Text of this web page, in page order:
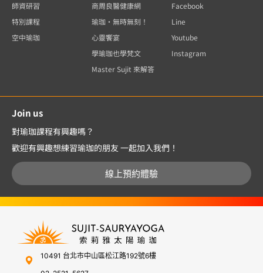
10491 台北市中山區松江路192號6樓
師資研習
特別課程
空中瑜珈
商周良醫健康網
瑜珈・無時無刻！
心靈饗宴
學瑜珈也學梵文
Master Sujit 來解答
Facebook
Line
Youtube
Instagram
Join us
對瑜珈課程有興趣嗎？
歡迎有興趣想練習瑜珈的朋友 一起加入我們！
線上預約體驗